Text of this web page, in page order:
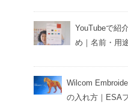
YouTubeで紹
め｜名前・用
Wilcom
の入れ方｜ESA